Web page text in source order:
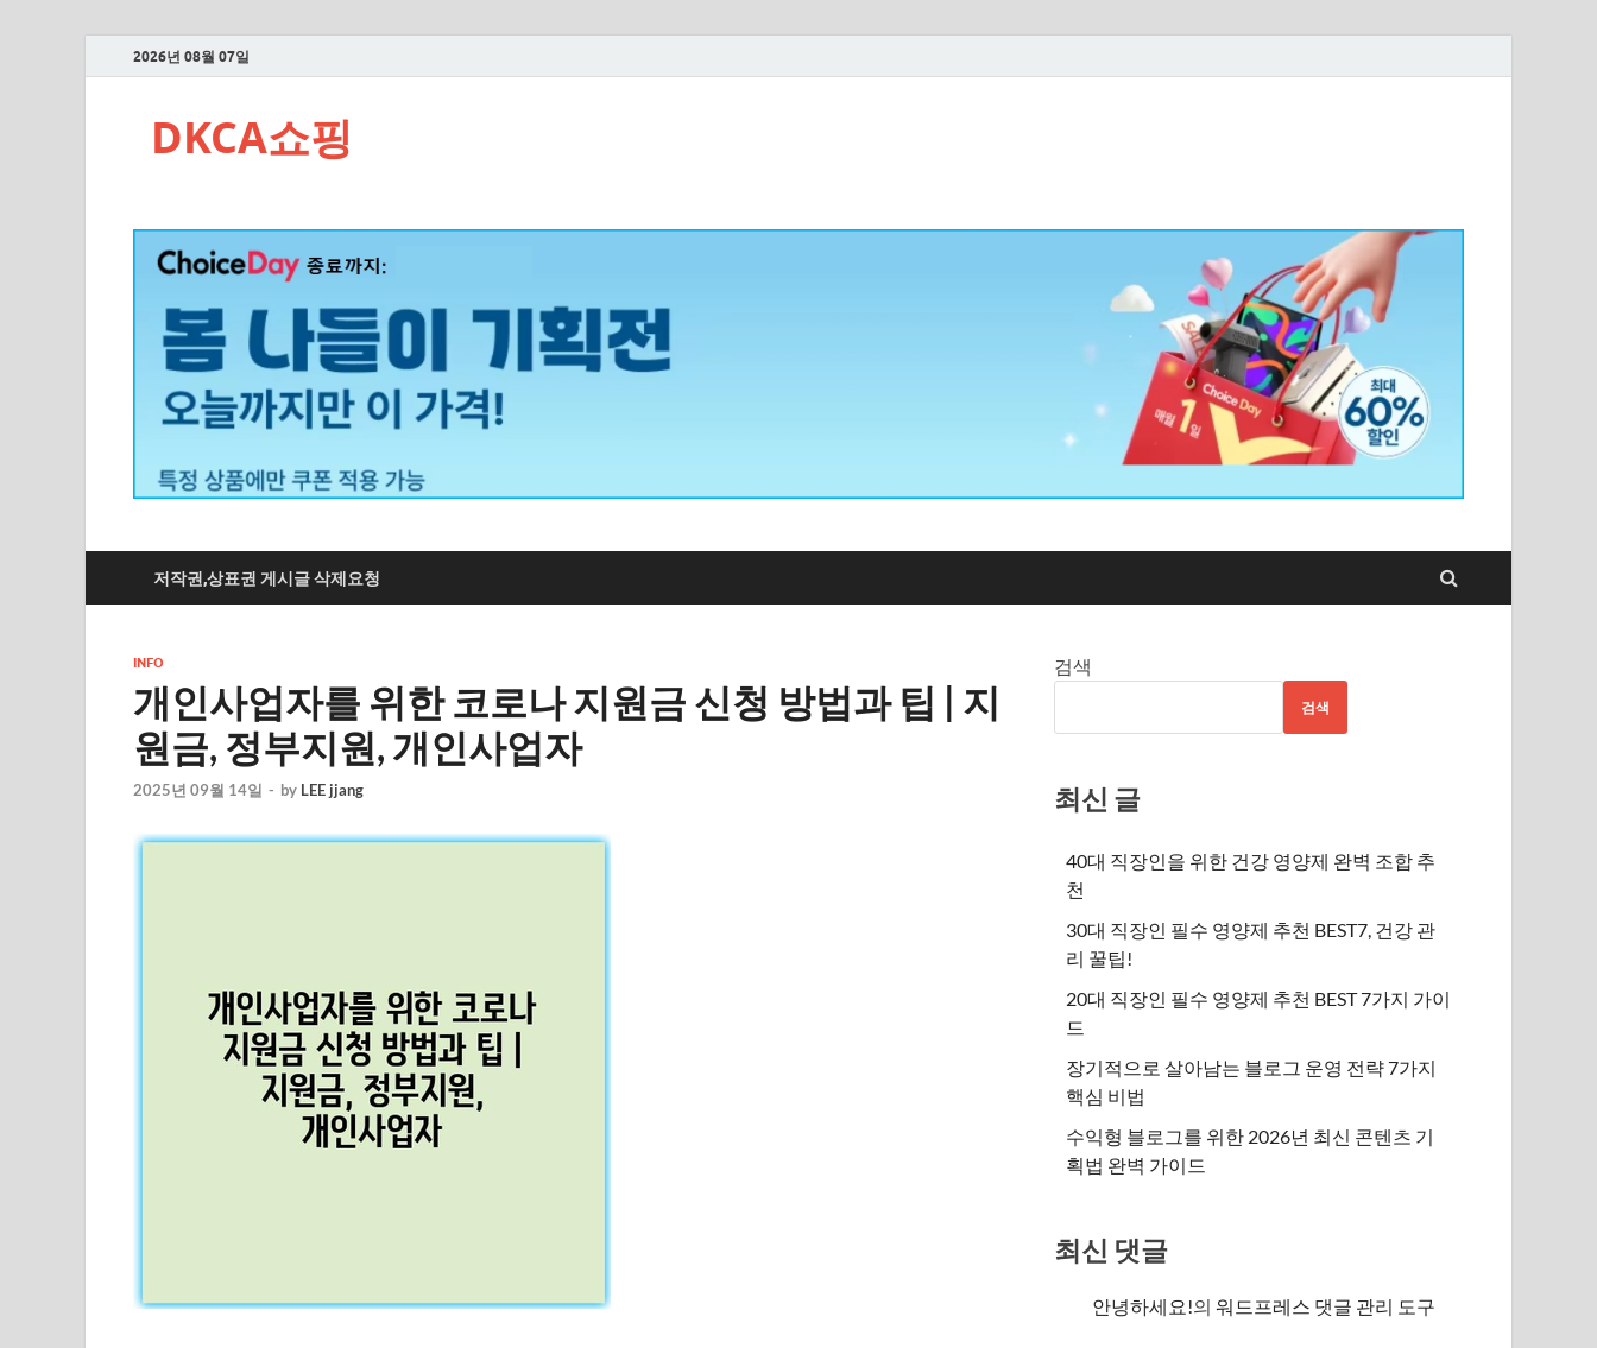
2026년 08월 07일
DKCA쇼핑
저작권,상표권 게시글 삭제요청
INFO
개인사업자를 위한 코로나 지원금 신청 방법과 팁 | 지
원금, 정부지원, 개인사업자
2025년 09월 14일 - by LEE jjang
검색
검색
최신 글
40대 직장인을 위한 건강 영양제 완벽 조합 추
천
30대 직장인 필수 영양제 추천 BEST7, 건강 관
리 꿀팁!
20대 직장인 필수 영양제 추천 BEST 7가지 가이
드
장기적으로 살아남는 블로그 운영 전략 7가지
핵심 비법
수익형 블로그를 위한 2026년 최신 콘텐츠 기
획법 완벽 가이드
최신 댓글
안녕하세요!의워드프레스 댓글 관리 도구